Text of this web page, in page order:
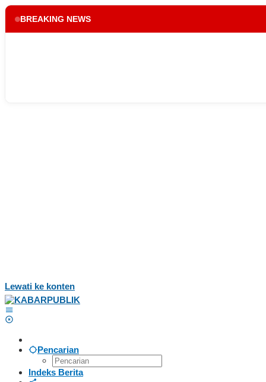
BREAKING NEWS
Lewati ke konten
Pencarian
Indeks Berita